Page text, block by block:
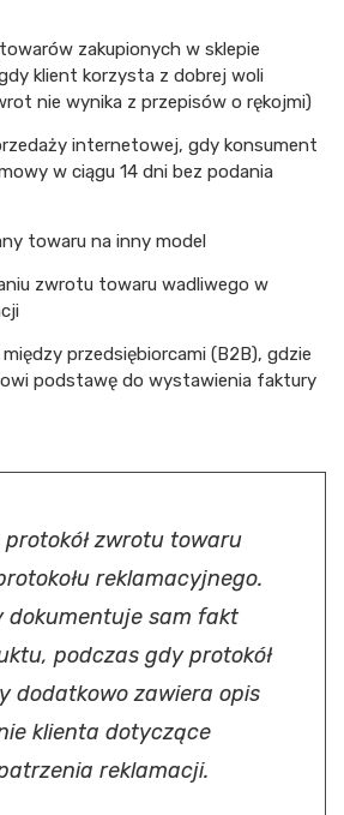
zakupionych w sklepie
klient korzysta z dobrej woli
nie wynika z przepisów o rękojmi)
internetowej, gdy konsument
w ciągu 14 dni bez podania
towaru na inny model
zwrotu towaru wadliwego w
przedsiębiorcami (B2B), gdzie
podstawę do wystawienia faktury
zwrotu towaru
reklamacyjnego.
dokumentuje sam fakt
podczas gdy protokół
dodatkowo zawiera opis
klienta dotyczące
reklamacji.